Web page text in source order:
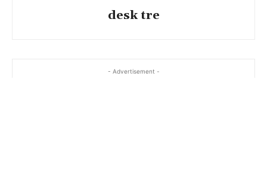
desk tre
- Advertisement -